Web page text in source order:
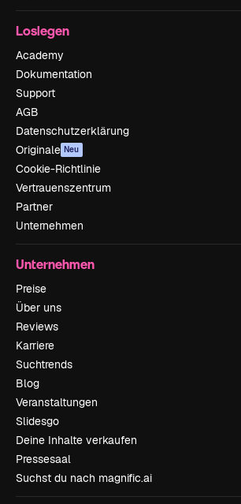
Loslegen
Academy
Dokumentation
Support
AGB
Datenschutzerklärung
Originale Neu
Cookie-Richtlinie
Vertrauenszentrum
Partner
Unternehmen
Unternehmen
Preise
Über uns
Reviews
Karriere
Suchtrends
Blog
Veranstaltungen
Slidesgo
Deine Inhalte verkaufen
Pressesaal
Suchst du nach magnific.ai